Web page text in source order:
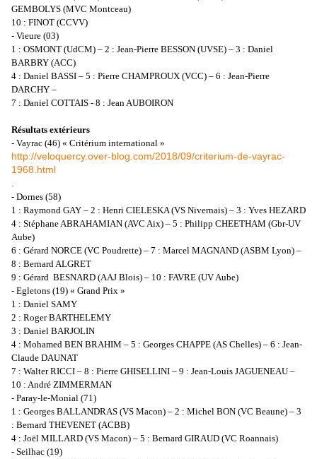
GEMBOLYS (MVC Montceau)
10 : FINOT (CCVV)
- Vieure (03)
1 : OSMONT (UdCM) – 2 : Jean-Pierre BESSON (UVSE) – 3 : Daniel
BARBRY (ACC)
4 : Daniel BASSI – 5 : Pierre CHAMPROUX (VCC) – 6 : Jean-Pierre
DARCHY –
7 : Daniel COTTAIS - 8 : Jean AUBOIRON
Résultats extérieurs
- Vayrac (46) « Critérium international »
http://veloquercy.over-blog.com/2018/09/criterium-de-vayrac-
1968.html
- Dornes (58)
1 : Raymond GAY – 2 : Henri CIELESKA (VS Nivernais) – 3 : Yves HEZARD
4 : Stéphane ABRAHAMIAN (AVC Aix) – 5 : Philipp CHEETHAM (Gbr-UV
Aube)
6 : Gérard NORCE (VC Poudrette) – 7 : Marcel MAGNAND (ASBM Lyon) –
8 : Bernard ALGRET
9 : Gérard BESNARD (AAJ Blois) – 10 : FAVRE (UV Aube)
- Egletons (19) « Grand Prix »
1 : Daniel SAMY
2 : Roger BARTHELEMY
3 : Daniel BARJOLIN
4 : Mohamed BEN BRAHIM – 5 : Georges CHAPPE (AS Chelles) – 6 : Jean-
Claude DAUNAT
7 : Walter RICCI – 8 : Pierre GHISELLINI – 9 : Jean-Louis JAGUENEAU –
10 : André ZIMMERMAN
- Paray-le-Monial (71)
1 : Georges BALLANDRAS (VS Macon) – 2 : Michel BON (VC Beaune) – 3
: Bernard THEVENET (ACBB)
4 : Joël MILLARD (VS Macon) – 5 : Bernard GIRAUD (VC Roannais)
- Seilhac (19)